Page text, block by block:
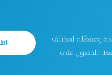
ومفصّلة لمختلف
تواصل معنا للحصول على